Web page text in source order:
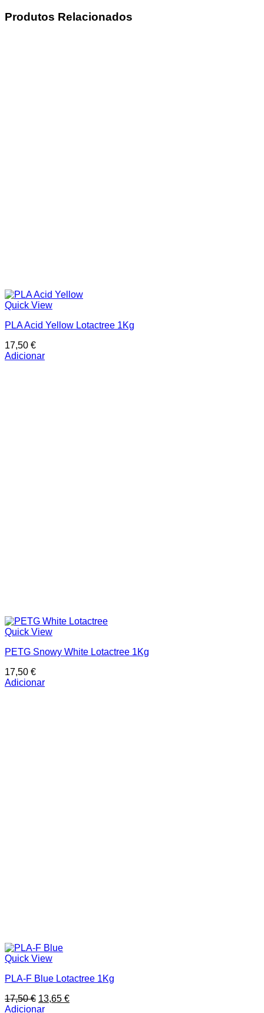
Produtos Relacionados
Quick View
PLA Acid Yellow Lotactree 1Kg
17,50 €
Adicionar
Quick View
PETG Snowy White Lotactree 1Kg
17,50 €
Adicionar
Quick View
PLA-F Blue Lotactree 1Kg
17,50€ O
preço
13,65 €O
Adicionar